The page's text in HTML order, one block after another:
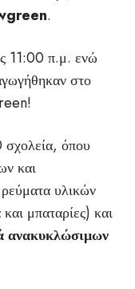
.
11:00 π.μ. ενώ
στο
σχολεία, όπου
και
υλικών
μπαταρίες) και
ανακυκλώσιμων